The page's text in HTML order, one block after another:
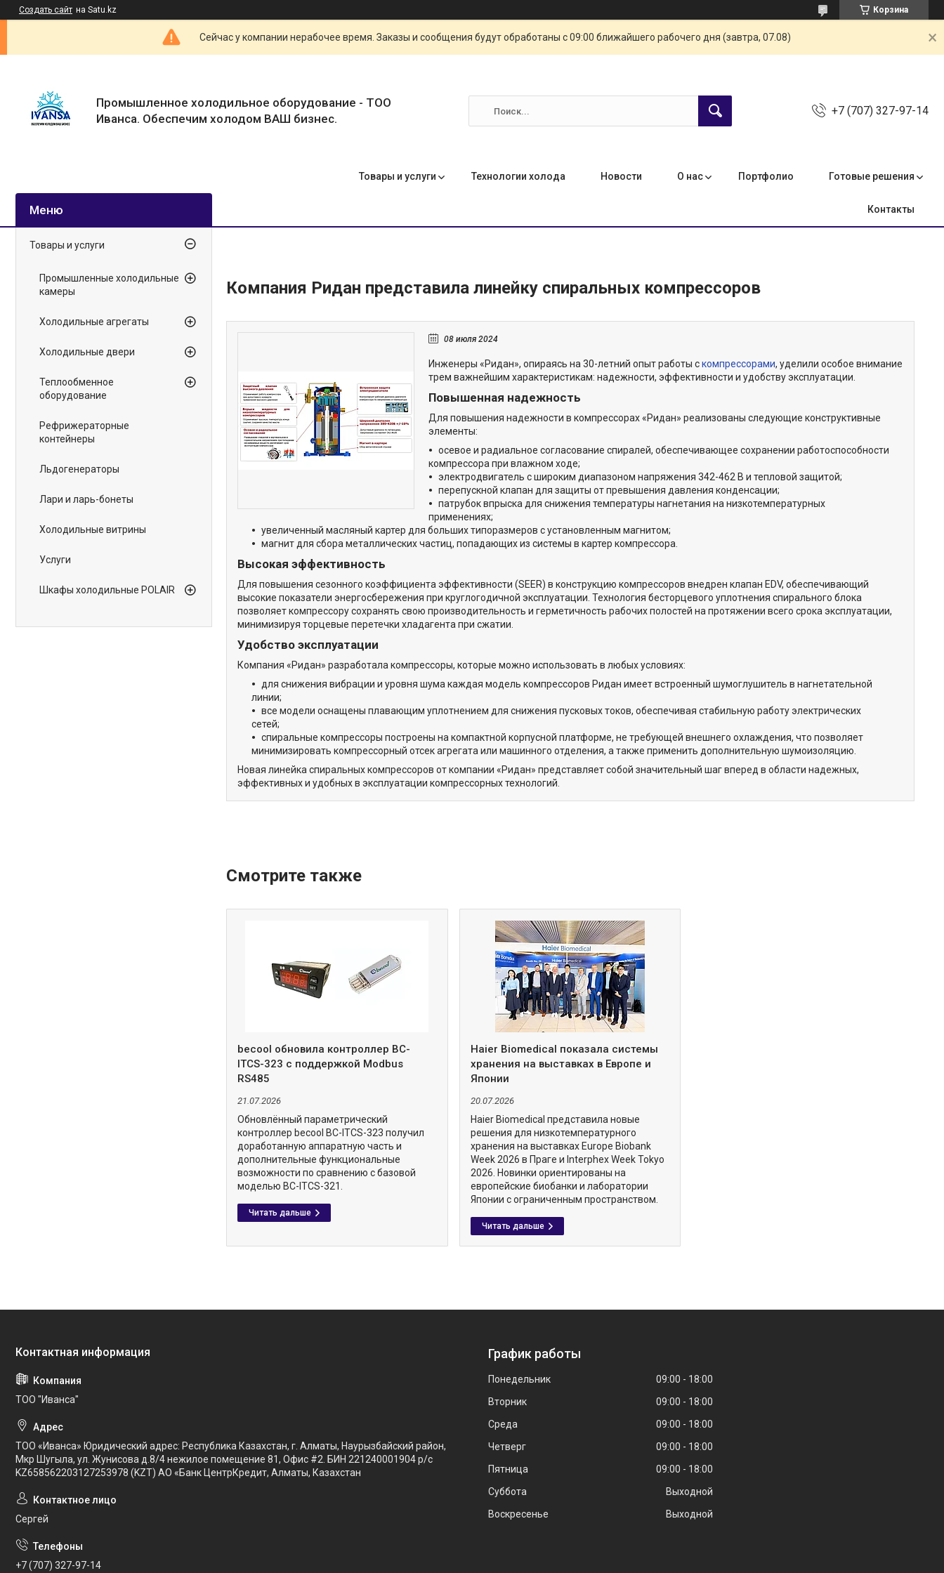
Создать сайт на Satu.kz Корзина
Сейчас у компании нерабочее время. Заказы и сообщения будут обработаны с 09:00 ближайшего рабочего дня (завтра, 07.08)
Промышленное холодильное оборудование - ТОО
Иванса. Обеспечим холодом ВАШ бизнес.
+7 (707) 327-97-14
Товары и услуги Технологии холода Новости О нас Портфолио Готовые решения
Контакты
Компания Ридан представила линейку спиральных компрессоров
08 июля 2024
Инженеры «Ридан», опираясь на 30-летний опыт работы скомпрессорами, уделили особое внимание
трем важнейшим характеристикам: надежности, эффективности и удобству эксплуатации.
Повышенная надежность
Для повышения надежности в компрессорах «Ридан» реализованы следующие конструктивные
элементы:
осевое и радиальное согласование спиралей, обеспечивающее сохранении работоспособности
компрессора при влажном ходе;
электродвигатель с широким диапазоном напряжения 342-462 В и тепловой защитой;
перепускной клапан для защиты от превышения давления конденсации;
патрубок впрыска для снижения температуры нагнетания на низкотемпературных
применениях;
увеличенный масляный картер для больших типоразмеров с установленным магнитом;
магнит для сбора металлических частиц, попадающих из системы в картер компрессора.
Высокая эффективность
Для повышения сезонного коэффициента эффективности (SEER) в конструкцию компрессоров внедрен клапан EDV, обеспечивающий
высокие показатели энергосбережения при круглогодичной эксплуатации. Технология бесторцевого уплотнения спирального блока
позволяет компрессору сохранять свою производительность и герметичность рабочих полостей на протяжении всего срока эксплуатации,
минимизируя торцевые перетечки хладагента при сжатии.
Удобство эксплуатации
Компания «Ридан» разработала компрессоры, которые можно использовать в любых условиях:
для снижения вибрации и уровня шума каждая модель компрессоров Ридан имеет встроенный шумоглушитель в нагнетательной
линии;
все модели оснащены плавающим уплотнением для снижения пусковых токов, обеспечивая стабильную работу электрических
сетей;
спиральные компрессоры построены на компактной корпусной платформе, не требующей внешнего охлаждения, что позволяет
минимизировать компрессорный отсек агрегата или машинного отделения, а также применить дополнительную шумоизоляцию.
Новая линейка спиральных компрессоров от компании «Ридан» представляет собой значительный шаг вперед в области надежных,
эффективных и удобных в эксплуатации компрессорных технологий.
becool обновила контроллер BC-
ITCS-323 с поддержкой Modbus
RS485
21.07.2026
Обновлённый параметрический
контроллер becool BC-ITCS-323 получил
доработанную аппаратную часть и
дополнительные функциональные
возможности по сравнению с базовой
моделью BC-ITCS-321.
Haier Biomedical показала системы
хранения на выставках в Европе и
Японии
20.07.2026
Haier Biomedical представила новые
решения для низкотемпературного
хранения на выставках Europe Biobank
Week 2026 в Праге и Interphex Week Tokyo
2026. Новинки ориентированы на
европейские биобанки и лаборатории
Японии с ограниченным пространством.
Товары и услуги
Промышленные холодильные
камеры
Холодильные агрегаты
Холодильные двери
Теплообменное
оборудование
Рефрижераторные
контейнеры
Льдогенераторы
Лари и ларь-бонеты
Холодильные витрины
Услуги
Шкафы холодильные POLAIR
ТОО "Иванса"
ТОО «Иванса» Юридический адрес: Республика Казахстан, г. Алматы, Наурызбайский район,
Мкр Шугыла, ул. Жунисова д.8/4 нежилое помещение 81, Офис #2. БИН 221240001904 р/с
KZ658562203127253978 (KZT) АО «Банк ЦентрКредит, Алматы, Казахстан
Сергей
+7 (707) 327-97-14
График работы
Понедельник 09:00
18:00
Вторник
09:00
18:00
Среда
09:00
18:00
Четверг
09:00
18:00
Пятница
09:00
18:00
Суббота
Выходной
Воскресенье
Выходной